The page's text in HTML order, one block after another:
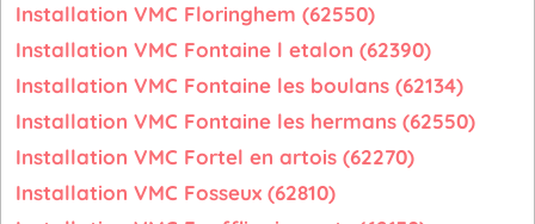
Installation VMC Floringhem (62550)
Installation VMC Fontaine l etalon (62390)
Installation VMC Fontaine les boulans (62134)
Installation VMC Fontaine les hermans (62550)
Installation VMC Fortel en artois (62270)
Installation VMC Fosseux (62810)